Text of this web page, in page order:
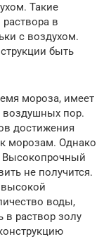
Такие
в
с воздухом.
быть
мороза, имеет
воздушных пор.
достижения
морозам. Однако
Высокопрочный
не получится.
высокой
воды,
в раствор золу